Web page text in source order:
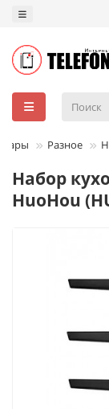
Разное
Набор
HuoHou